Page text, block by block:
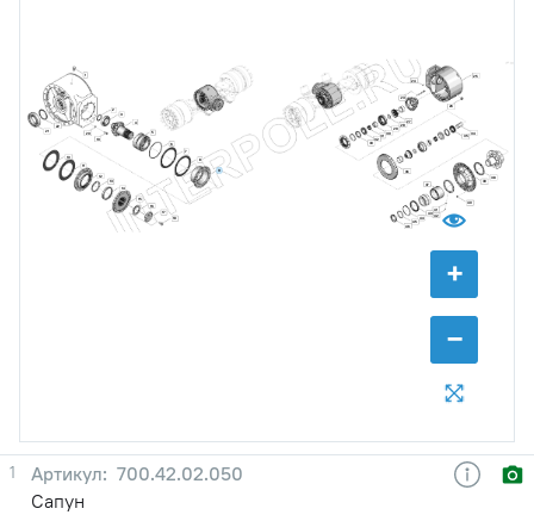
+
−
1
2
3
4
5
6
7
8
9
10
11
12
13
14
15
16
17
18
19
20
21
22
23
24
25
26
27
28
29
30
31
32
33
34
35
36
37
38
39
40
41
42
43
44
45
46
1
700.42.02.050
Сапун